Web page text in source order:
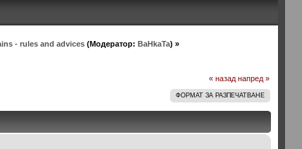
- rules and advices (Модератор:BaHkaTa) »
« назад напред »
ФОРМАТ ЗА РАЗПЕЧАТВАНЕ